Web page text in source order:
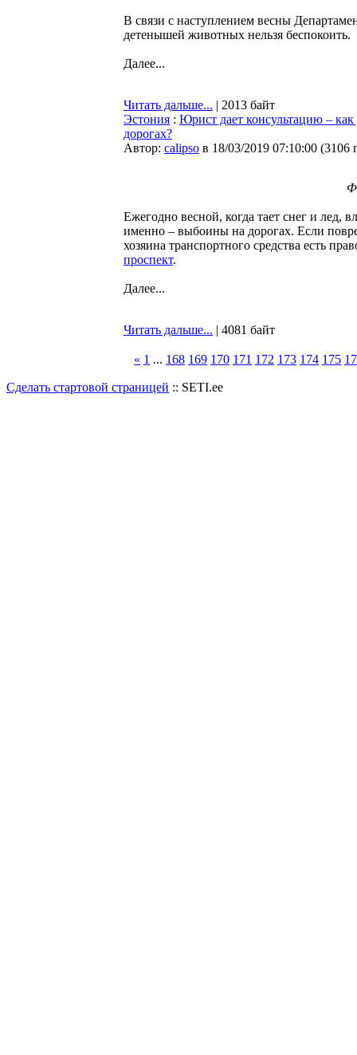
В связи с наступлением весны
детенышей животных нельзя беспокоить.
Далее...
Читать дальше... | 2013 байт
Эстония : Юрист дает консультацию –
дорогах?
Автор: calipso в 18/03/2019 07:10:00 (3106
Ежегодно весной, когда тает снег и лед,
именно – выбоины на дорогах. Если
хозяина транспортного средства есть
проспект.
Далее...
Читать дальше... | 4081 байт
« 1 ... 168 169 170 171 172 173 174 175
Сделать стартовой страницей :: SETI.ee